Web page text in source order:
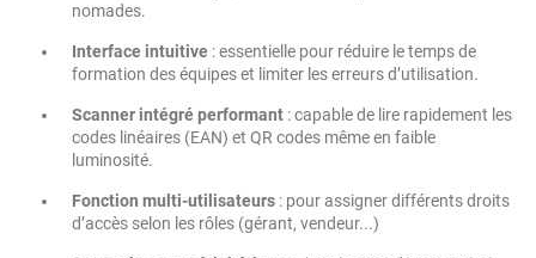
nomades.
Interface intuitive : essentielle pour réduire le temps de
formation des équipes et limiter les erreurs d’utilisation.
Scanner intégré performant : capable de lire rapidement les
codes linéaires (EAN) et QR codes même en faible
luminosité.
Fonction multi-utilisateurs : pour assigner différents droits
d’accès selon les rôles (gérant, vendeur...)